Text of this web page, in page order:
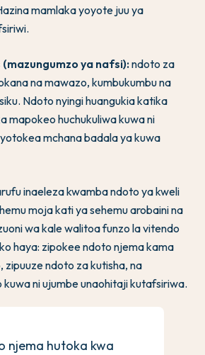
mamlaka yoyote juu ya
ya nafsi):ndoto za
na mawazo, kumbukumbu na
Ndoto nyingi huangukia katika
mapokeo huchukuliwa kuwa ni
mchana badala ya kuwa
inaeleza kwamba ndoto ya kweli
moja kati ya sehemu arobaini na
wa kale walitoa funzo la vitendo
haya: zipokee ndoto njema kama
ndoto za kutisha, na
kuwa ni ujumbe unaohitaji kutafsiriwa.
njema hutoka kwa